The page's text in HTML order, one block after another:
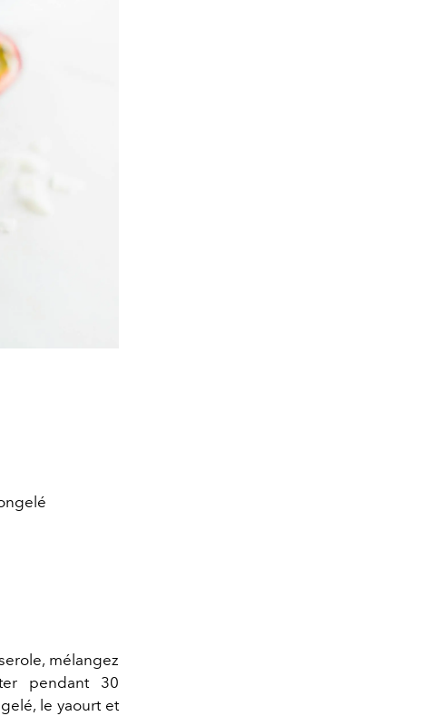
mélangez
pendant 30
le yaourt et